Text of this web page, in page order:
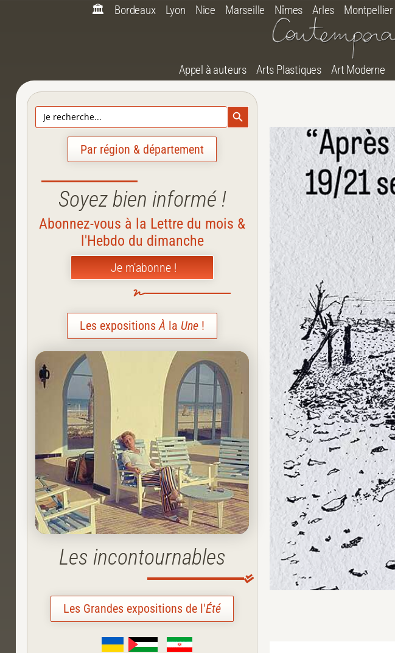
🏛️ Bordeaux Lyon Nice Marseille Nîmes Arles Montpellier
Appel à auteurs Arts Plastiques Art Moderne
Search
for:
Search Button
Par région & département
Soyez bien informé !
Abonnez-vous à la Lettre du mois &
l'Hebdo du dimanche
Je m'abonne !
Les expositionsÀ la Une !
Les incontournables
Les Grandes expositions de l'Été